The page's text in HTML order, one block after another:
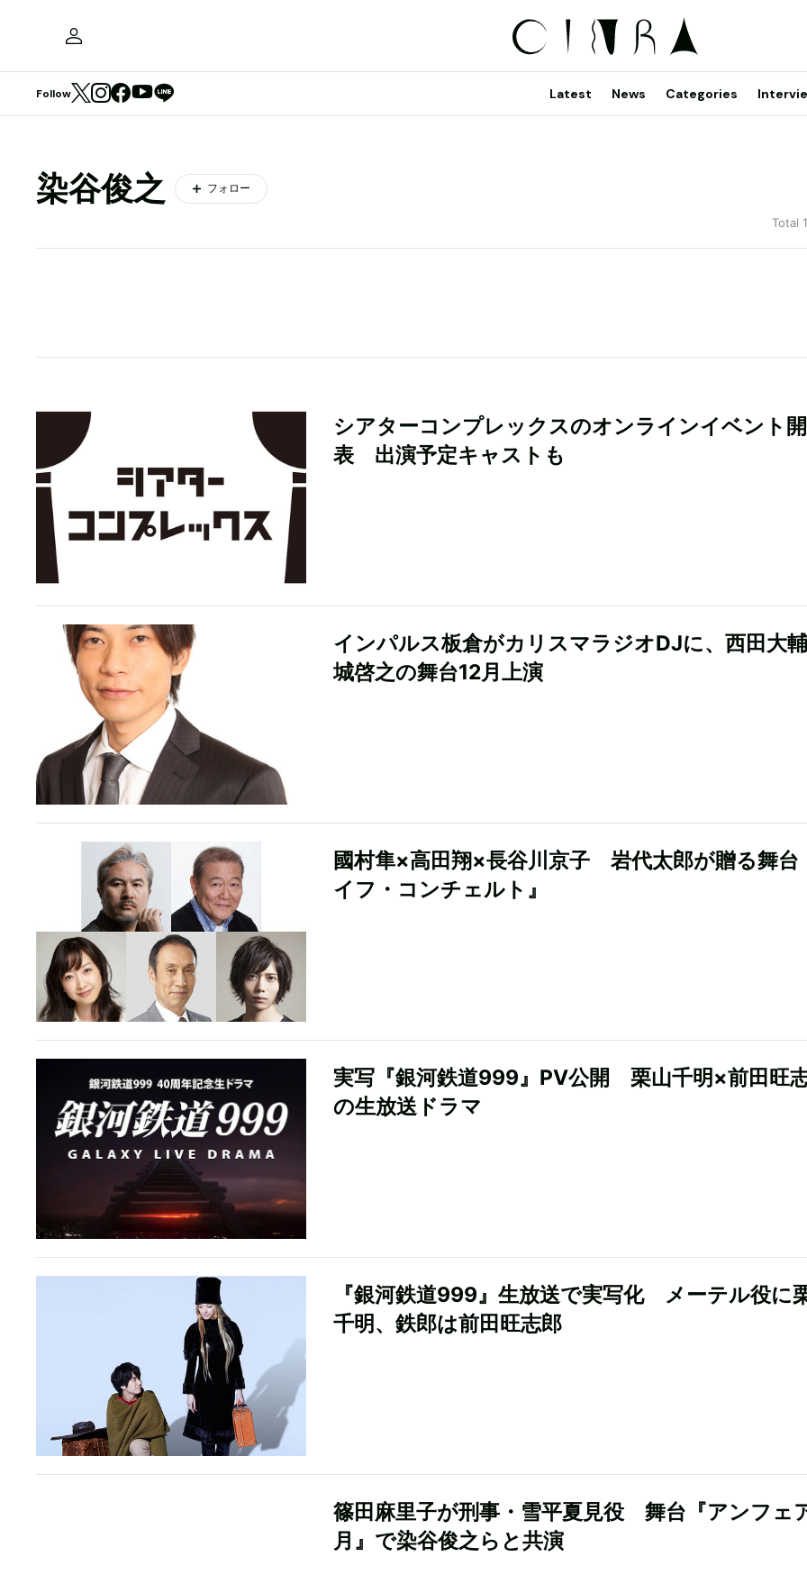
Follow Latest News Categories
染谷俊之 フォロー
Total
シアターコンプレックスのオンラインイベント
表 出演予定キャストも
インパルス板倉がカリスマラジオDJに、西田大
城啓之の舞台12月上演
國村隼×高田翔×長谷川京子 岩代太郎が贈る舞台
イフ・コンチェルト』
実写『銀河鉄道999』PV公開 栗山千明×前田旺
の生放送ドラマ
『銀河鉄道999』生放送で実写化 メーテル役に
千明、鉄郎は前田旺志郎
篠田麻里子が刑事・雪平夏見役 舞台『アンフェ
月』で染谷俊之らと共演